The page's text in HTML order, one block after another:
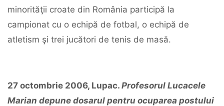
minorităţii croate din România participă la
campionat cu o echipă de fotbal, o echipă de
atletism şi trei jucători de tenis de masă.
27 octombrie 2006, Lupac. Profesorul Lucacele
Marian depune dosarul pentru ocuparea postului